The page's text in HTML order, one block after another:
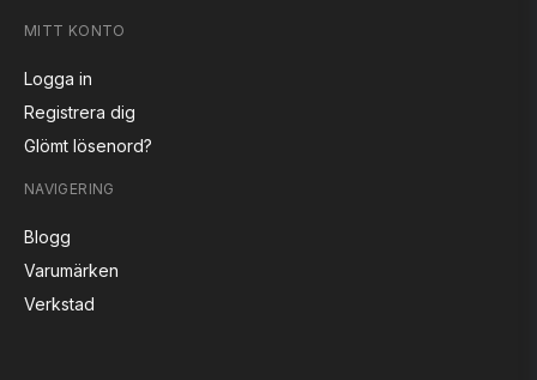
MITT KONTO
Logga in
Registrera dig
Glömt lösenord?
NAVIGERING
Blogg
Varumärken
Verkstad